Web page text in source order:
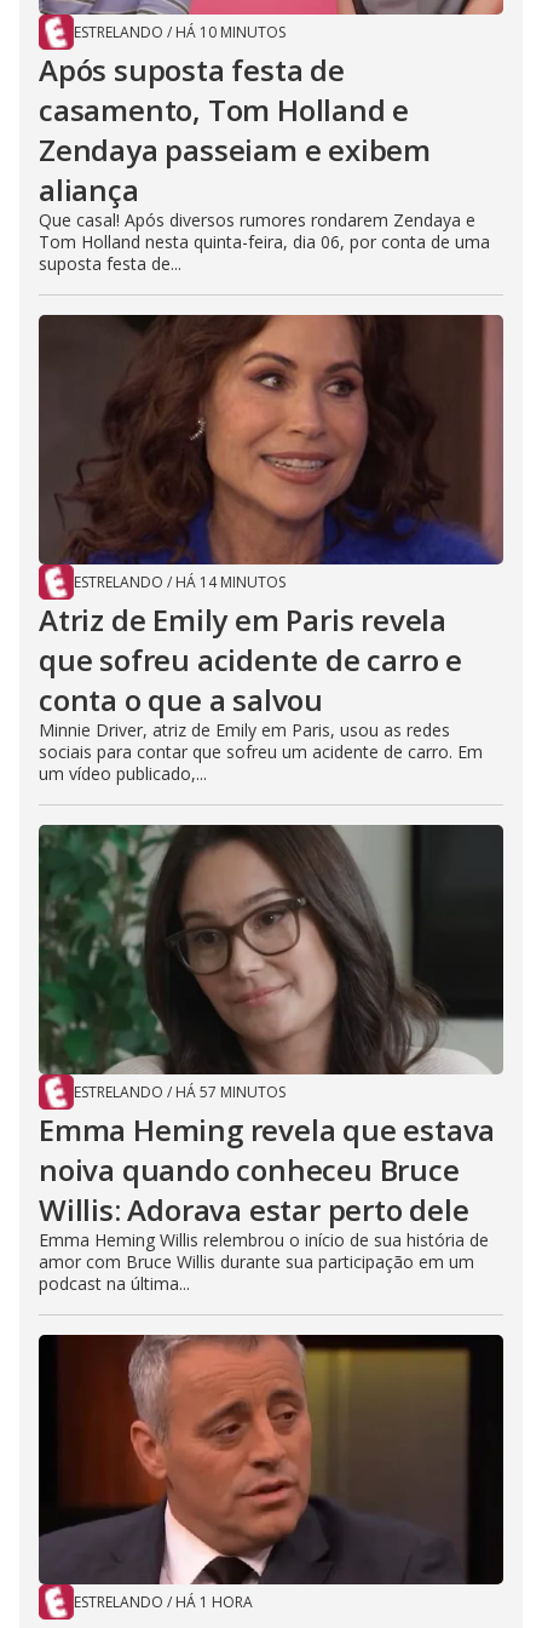
ESTRELANDO / HÁ 10 MINUTOS
Após suposta festa de
casamento, Tom Holland e
Zendaya passeiam e exibem
aliança
Que casal! Após diversos rumores rondarem Zendaya e
Tom Holland nesta quinta-feira, dia 06, por conta de uma
suposta festa de...
ESTRELANDO / HÁ 14 MINUTOS
Atriz de Emily em Paris revela
que sofreu acidente de carro e
conta o que a salvou
Minnie Driver, atriz de Emily em Paris, usou as redes
sociais para contar que sofreu um acidente de carro. Em
um vídeo publicado,...
ESTRELANDO / HÁ 57 MINUTOS
Emma Heming revela que estava
noiva quando conheceu Bruce
Willis: Adorava estar perto dele
Emma Heming Willis relembrou o início de sua história de
amor com Bruce Willis durante sua participação em um
podcast na última...
ESTRELANDO / HÁ 1 HORA